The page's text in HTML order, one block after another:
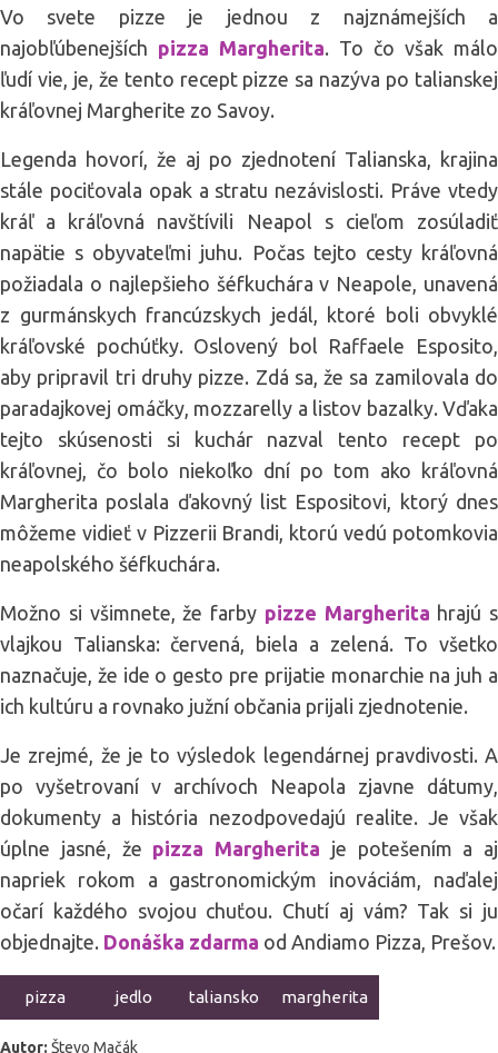
Vo svete pizze je jednou z najznámejších a
najobľúbenejších pizza Margherita. To čo však málo
ľudí vie, je, že tento recept pizze sa nazýva po talianskej
kráľovnej Margherite zo Savoy.
Legenda hovorí, že aj po zjednotení Talianska, krajina
stále pociťovala opak a stratu nezávislosti. Práve vtedy
kráľ a kráľovná navštívili Neapol s cieľom zosúladiť
napätie s obyvateľmi juhu. Počas tejto cesty kráľovná
požiadala o najlepšieho šéfkuchára v Neapole, unavená
z gurmánskych francúzskych jedál, ktoré boli obvyklé
kráľovské pochúťky. Oslovený bol Raffaele Esposito,
aby pripravil tri druhy pizze. Zdá sa, že sa zamilovala do
paradajkovej omáčky, mozzarelly a listov bazalky. Vďaka
tejto skúsenosti si kuchár nazval tento recept po
kráľovnej, čo bolo niekoľko dní po tom ako kráľovná
Margherita poslala ďakovný list Espositovi, ktorý dnes
môžeme vidieť v Pizzerii Brandi, ktorú vedú potomkovia
neapolského šéfkuchára.
Možno si všimnete, že farby pizze Margherita hrajú s
vlajkou Talianska: červená, biela a zelená. To všetko
naznačuje, že ide o gesto pre prijatie monarchie na juh a
ich kultúru a rovnako južní občania prijali zjednotenie.
Je zrejmé, že je to výsledok legendárnej pravdivosti. A
po vyšetrovaní v archívoch Neapola zjavne dátumy,
dokumenty a história nezodpovedajú realite. Je však
úplne jasné, že pizza Margherita je potešením a aj
napriek rokom a gastronomickým inováciám, naďalej
očarí každého svojou chuťou. Chutí aj vám? Tak si ju
objednajte. Donáška zdarma od Andiamo Pizza, Prešov.
pizza jedlo taliansko margherita
Autor: Števo Mačák